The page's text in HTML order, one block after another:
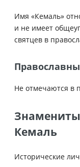
Имя «Кемаль»
и не имеет
святцев в
Не отмечаются в
Кемаль
Исторические